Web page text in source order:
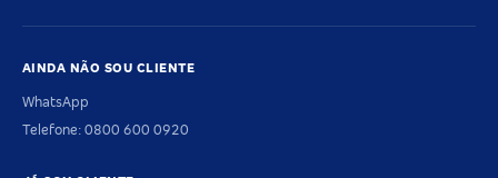
AINDA NÃO SOU CLIENTE
WhatsApp
Telefone: 0800 600 0920